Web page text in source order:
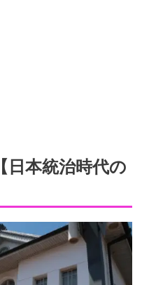
本統治時代の